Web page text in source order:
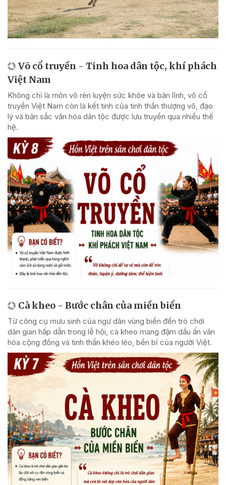
Võ cổ truyền - Tinh hoa dân tộc, khí phách
Việt Nam
Không chỉ là môn võ rèn luyện sức khỏe và bản lĩnh, võ cổ
truyền Việt Nam còn là kết tinh của tinh thần thượng võ, đạo
lý và bản sắc văn hóa dân tộc được lưu truyền qua nhiều thế
hệ.
Cà kheo - Bước chân của miền biển
Từ công cụ mưu sinh của ngư dân vùng biển đến trò chơi
dân gian hấp dẫn trong lễ hội, cà kheo mang đậm dấu ấn văn
hóa cộng đồng và tinh thần khéo léo, bền bỉ của người Việt.